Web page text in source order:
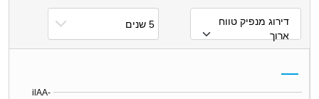
דירוג מנפיק טווח
ארוך
ilAA-